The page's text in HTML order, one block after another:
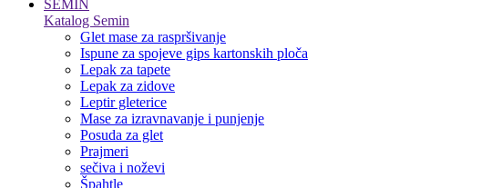
SEMIN
Katalog Semin
Glet mase za raspršivanje
Ispune za spojeve gips kartonskih ploča
Lepak za tapete
Lepak za zidove
Leptir gleterice
Mase za izravnavanje i punjenje
Posuda za glet
Prajmeri
sečiva i noževi
Špahtle